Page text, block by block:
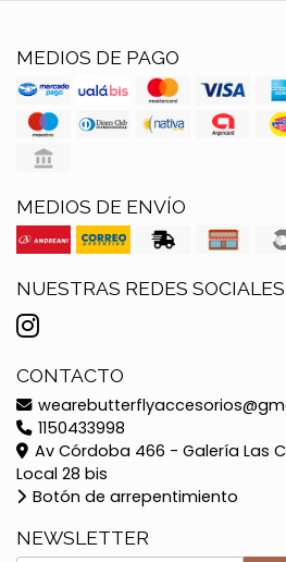
MEDIOS DE PAGO
MEDIOS DE ENVÍO
NUESTRAS REDES SOCIALES
CONTACTO
1150433998
Av Córdoba 466 - Galería Las
Local 28 bis
Botón de arrepentimiento
NEWSLETTER